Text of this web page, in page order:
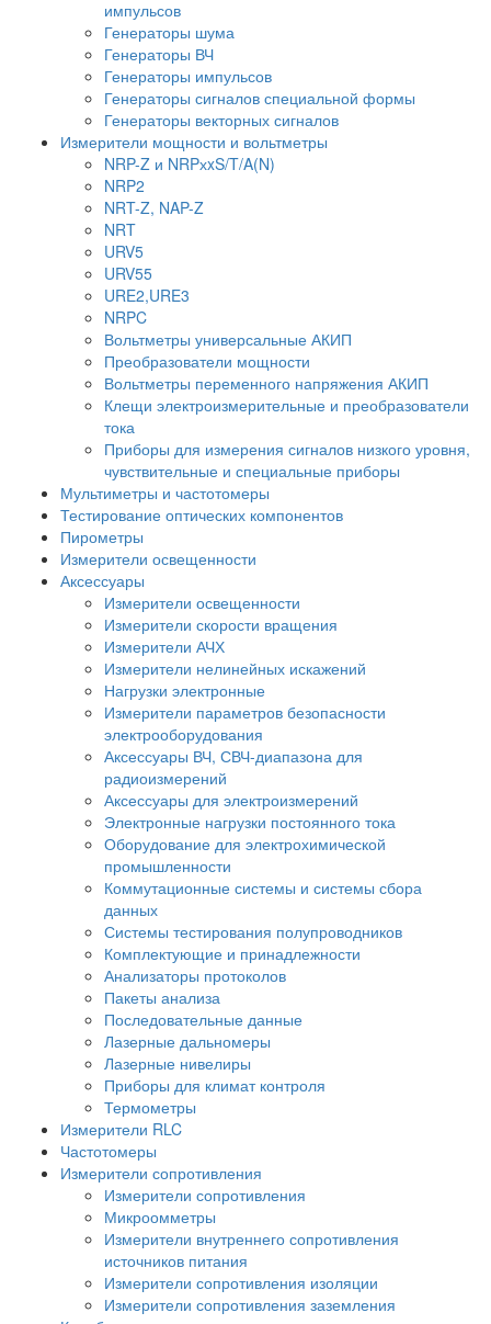
импульсов
Генераторы шума
Генераторы ВЧ
Генераторы импульсов
Генераторы сигналов специальной формы
Генераторы векторных сигналов
Измерители мощности и вольтметры
NRP-Z и NRPхxS/T/A(N)
NRP2
NRT-Z, NAP-Z
NRT
URV5
URV55
URE2,URE3
NRPC
Вольтметры универсальные АКИП
Преобразователи мощности
Вольтметры переменного напряжения АКИП
Клещи электроизмерительные и преобразователи
тока
Приборы для измерения сигналов низкого уровня,
чувствительные и специальные приборы
Мультиметры и частотомеры
Тестирование оптических компонентов
Пирометры
Измерители освещенности
Аксессуары
Измерители освещенности
Измерители скорости вращения
Измерители АЧХ
Измерители нелинейных искажений
Нагрузки электронные
Измерители параметров безопасности
электрооборудования
Аксессуары ВЧ, СВЧ-диапазона для
радиоизмерений
Аксессуары для электроизмерений
Электронные нагрузки постоянного тока
Оборудование для электрохимической
промышленности
Коммутационные системы и системы сбора
данных
Системы тестирования полупроводников
Комплектующие и принадлежности
Анализаторы протоколов
Пакеты анализа
Последовательные данные
Лазерные дальномеры
Лазерные нивелиры
Приборы для климат контроля
Термометры
Измерители RLC
Частотомеры
Измерители сопротивления
Измерители сопротивления
Микроомметры
Измерители внутреннего сопротивления
источников питания
Измерители сопротивления изоляции
Измерители сопротивления заземления